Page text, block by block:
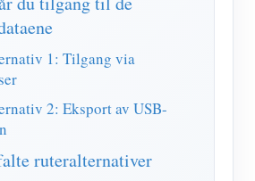
Simulator
energiprognoser og -simulering
1: Tilgang via
2: Eksport av USB-
ruteralternativer